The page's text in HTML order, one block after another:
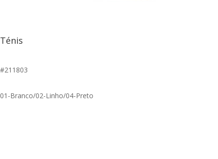
Ténis
#211803
01-Branco/02-Linho/04-Preto